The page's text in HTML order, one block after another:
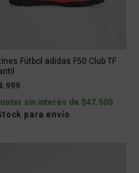
Fútbol adidas F50 Club TF
sin interés de $47.500
para envío